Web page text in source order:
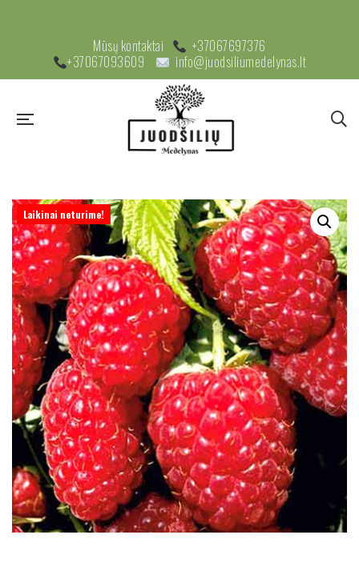
Mūsų kontaktai
+37067697376
+37067093609
info@juodsiliumedelynas.lt
Laikinai neturime!